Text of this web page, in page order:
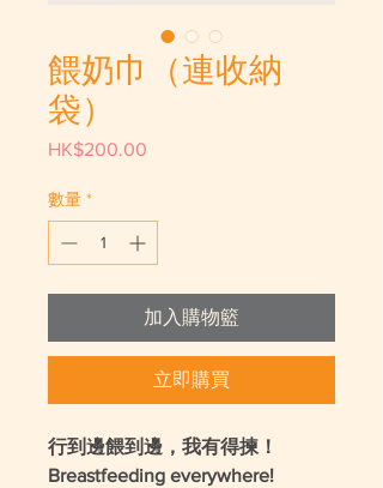
餵奶巾（連收納
袋）
HK$200.00
數量 *
加入購物籃
立即購買
行到邊餵到邊，我有得揀！
Breastfeeding everywhere!